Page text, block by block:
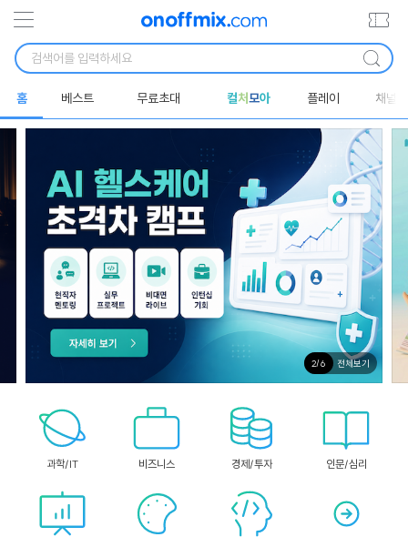
홈 베스트 무료초대 컬처모아 플레이 채널
2/6 전체보기
과학/IT 비즈니스 경제/투자 인문/심리